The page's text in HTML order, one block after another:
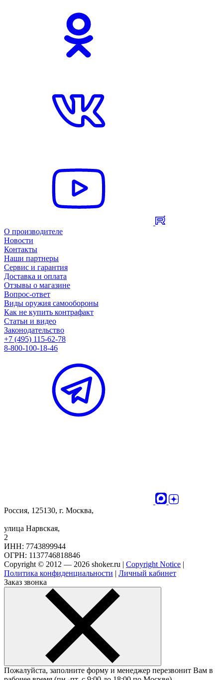
О производителе
Новости
Контакты
Наши партнеры
Сервис и гарантия
Доставка и оплата
Отзывы о магазине
Вопрос-ответ
Виды оружия самообороны
Как не купить контрафакт
Статьи и видео
Законодательство
+7 (495) 115-62-78
8-800-100-18-46
Россия, 125130, г. Москва,
улица Нарвская,
2
ИНН: 7743899944
ОГРН: 1137746818846
Copyright © 2012 — 2026 shoker.ru | Copyright Notice |
Политика конфиденциальности | Личный кабинет
Заказ звонка
Пожалуйста, заполните форму и менеджер перезвонит Вам в